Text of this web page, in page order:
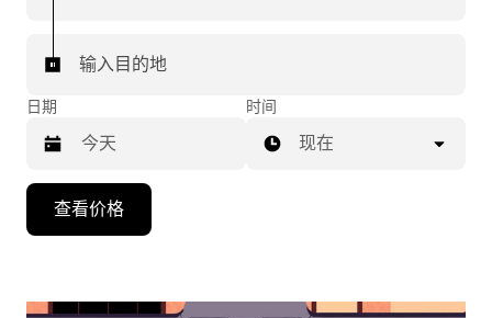
输入目的地
日期
向
头
时间
现在
查看价格